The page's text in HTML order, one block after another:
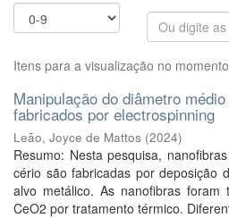
Itens para a visualização no
Manipulação do diâmetro
fabricados por electrospinning
Leão, Joyce de Mattos (2024)
Resumo: Nesta pesquisa,
cério são fabricadas por deposição
alvo metálico. As nanofibras foram
CeO2 por tratamento térmico.